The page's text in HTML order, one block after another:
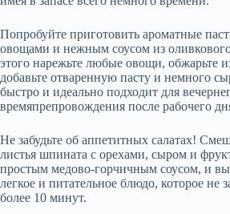
Попробуйте приготовить ароматные
овощами и нежным соусом из
этого нарежьте любые овощи, обжарьте
добавьте отваренную пасту и немного
быстро и идеально подходит для
времяпрепровождения после рабочего
Не забудьте об аппетитных салатах!
листья шпината с орехами, сыром и
простым медово-горчичным соусом, и
легкое и питательное блюдо, которое не
более 10 минут.